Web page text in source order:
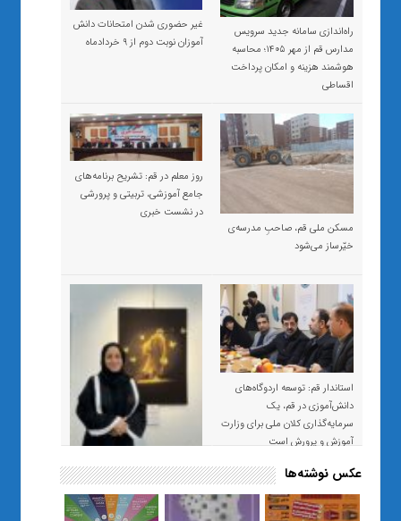
راه‌اندازی سامانه جدید سرویس
مدارس قم از مهر ۱۴۰۵؛ محاسبه
هوشمند هزینه و امکان پرداخت
اقساطی
غیر حضوری شدن امتحانات دانش
آموزان نوبت دوم از ۹ خردادماه
مسکن ملی قم، صاحبِ مدرسه‌ی
خیّرساز می‌شود
روز معلم در قم: تشریح برنامه‌های
جامع آموزشی، تربیتی و پرورشی
در نشست خبری
استاندار قم: توسعه اردوگاه‌های
دانش‌آموزی در قم، یک
سرمایه‌گذاری کلان ملی برای وزارت
آموزش و پرورش است
«صبر و اعتماد؛ روایت معلمی که
نسل Z را از بی‌هدفی به خودباوری
رساند / از یک کلاس ساده در قم تا
عکس نوشته‌ها